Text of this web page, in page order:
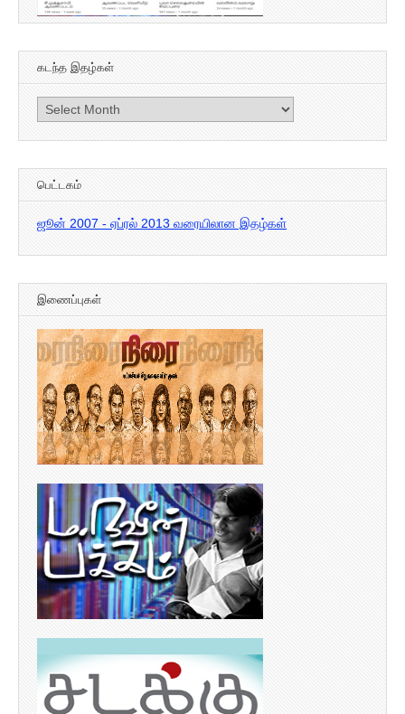
கடந்த இதழ்கள்
கடந்த
இதழ்கள்
பெட்டகம்
ஜூன் 2007 - ஏப்ரல் 2013 வரையிலான இதழ்கள்
இணைப்புகள்